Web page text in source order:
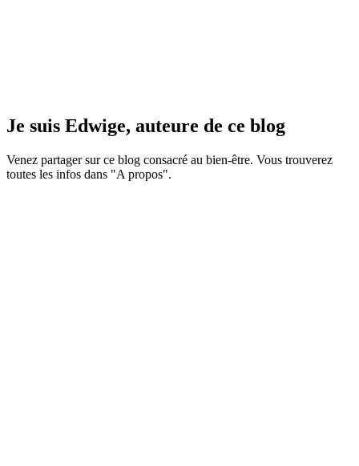
Je suis Edwige, auteure de ce blog
Venez partager sur ce blog consacré au bien-être. Vous trouverez
toutes les infos dans "A propos".